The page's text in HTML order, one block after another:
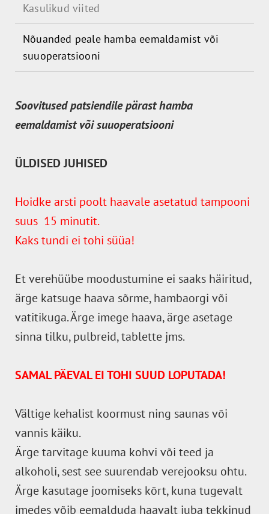
Kasulikud viited
Nõuanded peale hamba eemaldamist või
suuoperatsiooni
Soovitused patsiendile pärast hamba
eemaldamist või suuoperatsiooni
ÜLDISED JUHISED
Hoidke arsti poolt haavale asetatud tampooni
suus 15 minutit.
Kaks tundi ei tohi süüa!
Et verehüübe moodustumine ei saaks häiritud,
ärge katsuge haava sõrme, hambaorgi või
vatitikuga. Ärge imege haava, ärge asetage
sinna tilku, pulbreid, tablette jms.
SAMAL PÄEVAL EI TOHI SUUD LOPUTADA!
Vältige kehalist koormust ning saunas või
vannis käiku.
Ärge tarvitage kuuma kohvi või teed ja
alkoholi, sest see suurendab verejooksu ohtu.
Ärge kasutage joomiseks kõrt, kuna tugevalt
imedes võib eemalduda haavalt juba tekkinud